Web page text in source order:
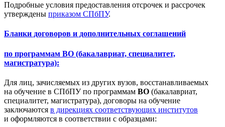
Подробные условия предоставления отсрочек и рассрочек
утверждены приказом СПбПУ.
Бланки договоров и дополнительных соглашений
по программам ВО (бакалавриат, специалитет,
магистратура):
Для лиц, зачисляемых из других вузов, восстанавливаемых
на обучение в СПбПУ по программам ВО (бакалавриат,
специалитет, магистратура), договоры на обучение
заключаются в дирекциях соответствующих институтов
и оформляются в соответствии с образцами: